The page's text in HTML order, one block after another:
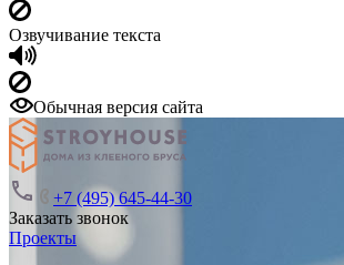
Озвучивание текста
Обычная версия сайта
+7 (495) 645-44-30
Заказать звонок
Проекты